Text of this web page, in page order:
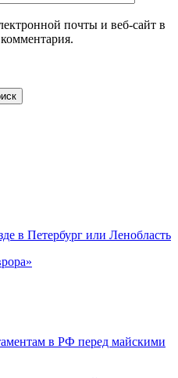
почты и веб-сайт в
в Петербург или Ленобласть
в РФ перед майскими